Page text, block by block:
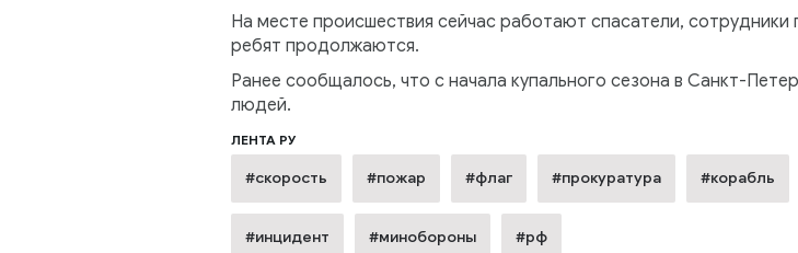
На месте происшествия сейчас работают спасатели,
ребят продолжаются.
Ранее сообщалось, что с начала купального сезона в Санкт-
людей.
ЛЕНТА РУ
#скорость #пожар #флаг #прокуратура #корабль
#инцидент #минобороны #рф